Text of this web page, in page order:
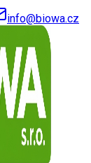
info@biowa.cz